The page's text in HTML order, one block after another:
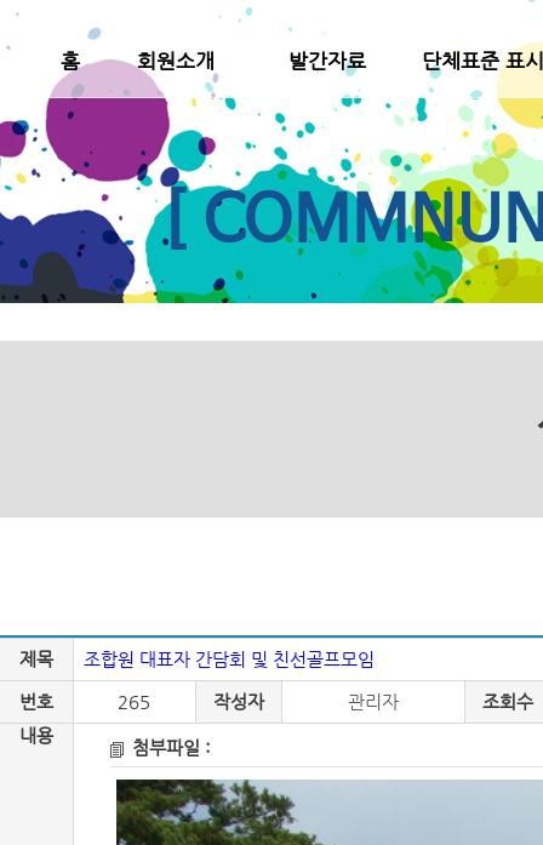
홈 회원소개 발간자료 단체표준 표
[
제목 조합원 대표자 간담회 및 친선골프모임
번호 265 작성자 관리자
조회수
내용
첨부파일 :